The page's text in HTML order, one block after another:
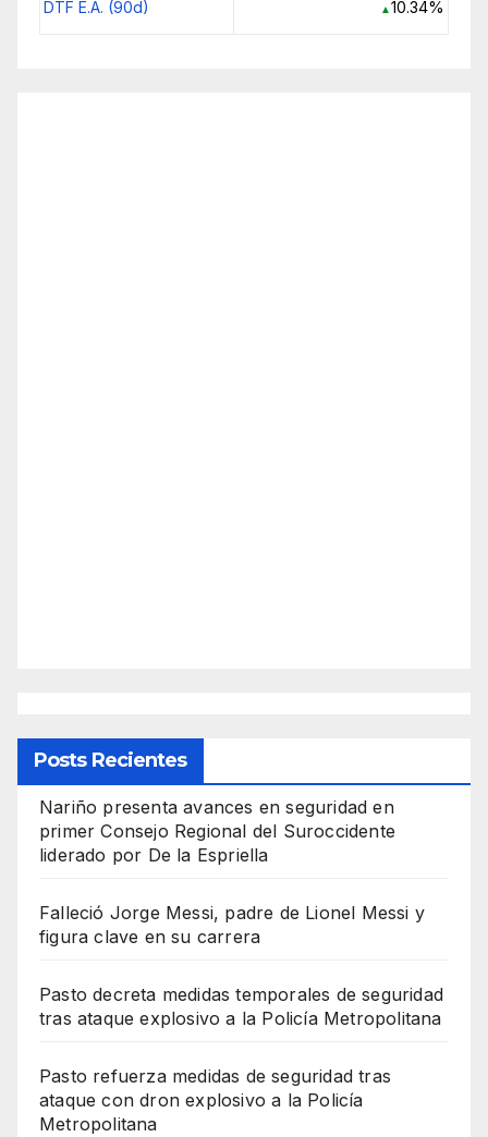
DTF E.A. (90d) ▲10.34%
Posts Recientes
Nariño presenta avances en seguridad en
primer Consejo Regional del Suroccidente
liderado por De la Espriella
Falleció Jorge Messi, padre de Lionel Messi y
figura clave en su carrera
Pasto decreta medidas temporales de seguridad
tras ataque explosivo a la Policía Metropolitana
Pasto refuerza medidas de seguridad tras
ataque con dron explosivo a la Policía
Metropolitana